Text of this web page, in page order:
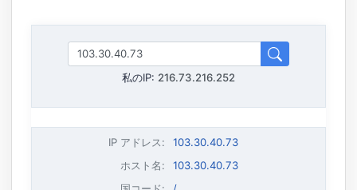
私のIP: 216.73.216.252
IP アドレス:
103.30.40.73
ホスト名:
103.30.40.73